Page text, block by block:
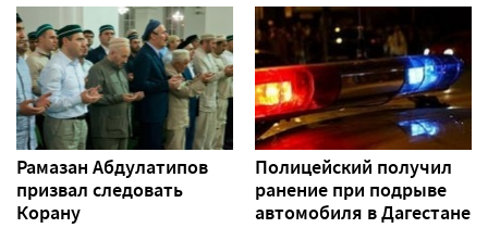
Рамазан Абдулатипов
призвал следовать
Корану
Полицейский получил
ранение при подрыве
автомобиля в Дагестане